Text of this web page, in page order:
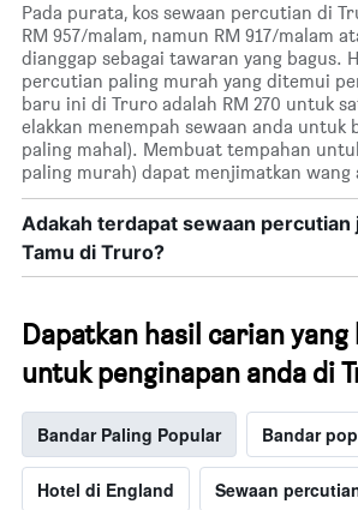
Pada purata, kos sewaan percutian di
RM 957/malam, namun RM 917/malam
dianggap sebagai tawaran yang bagus.
percutian paling murah yang ditemui
baru ini di Truro adalah RM 270 untuk
elakkan menempah sewaan anda untuk
paling mahal). Membuat tempahan
paling murah) dapat menjimatkan wang
Adakah terdapat sewaan percutian
Tamu di Truro?
Dapatkan hasil carian
untuk penginapan anda di
Bandar Paling Popular Bandar
Hotel di England Sewaan